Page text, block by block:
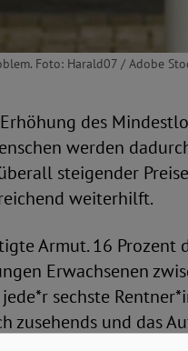
Foto: Harald07 / Adobe
des
werden
steigender
weiterhilft.
Armut. 16 Prozent
Erwachsenen
sechste
zusehends und das